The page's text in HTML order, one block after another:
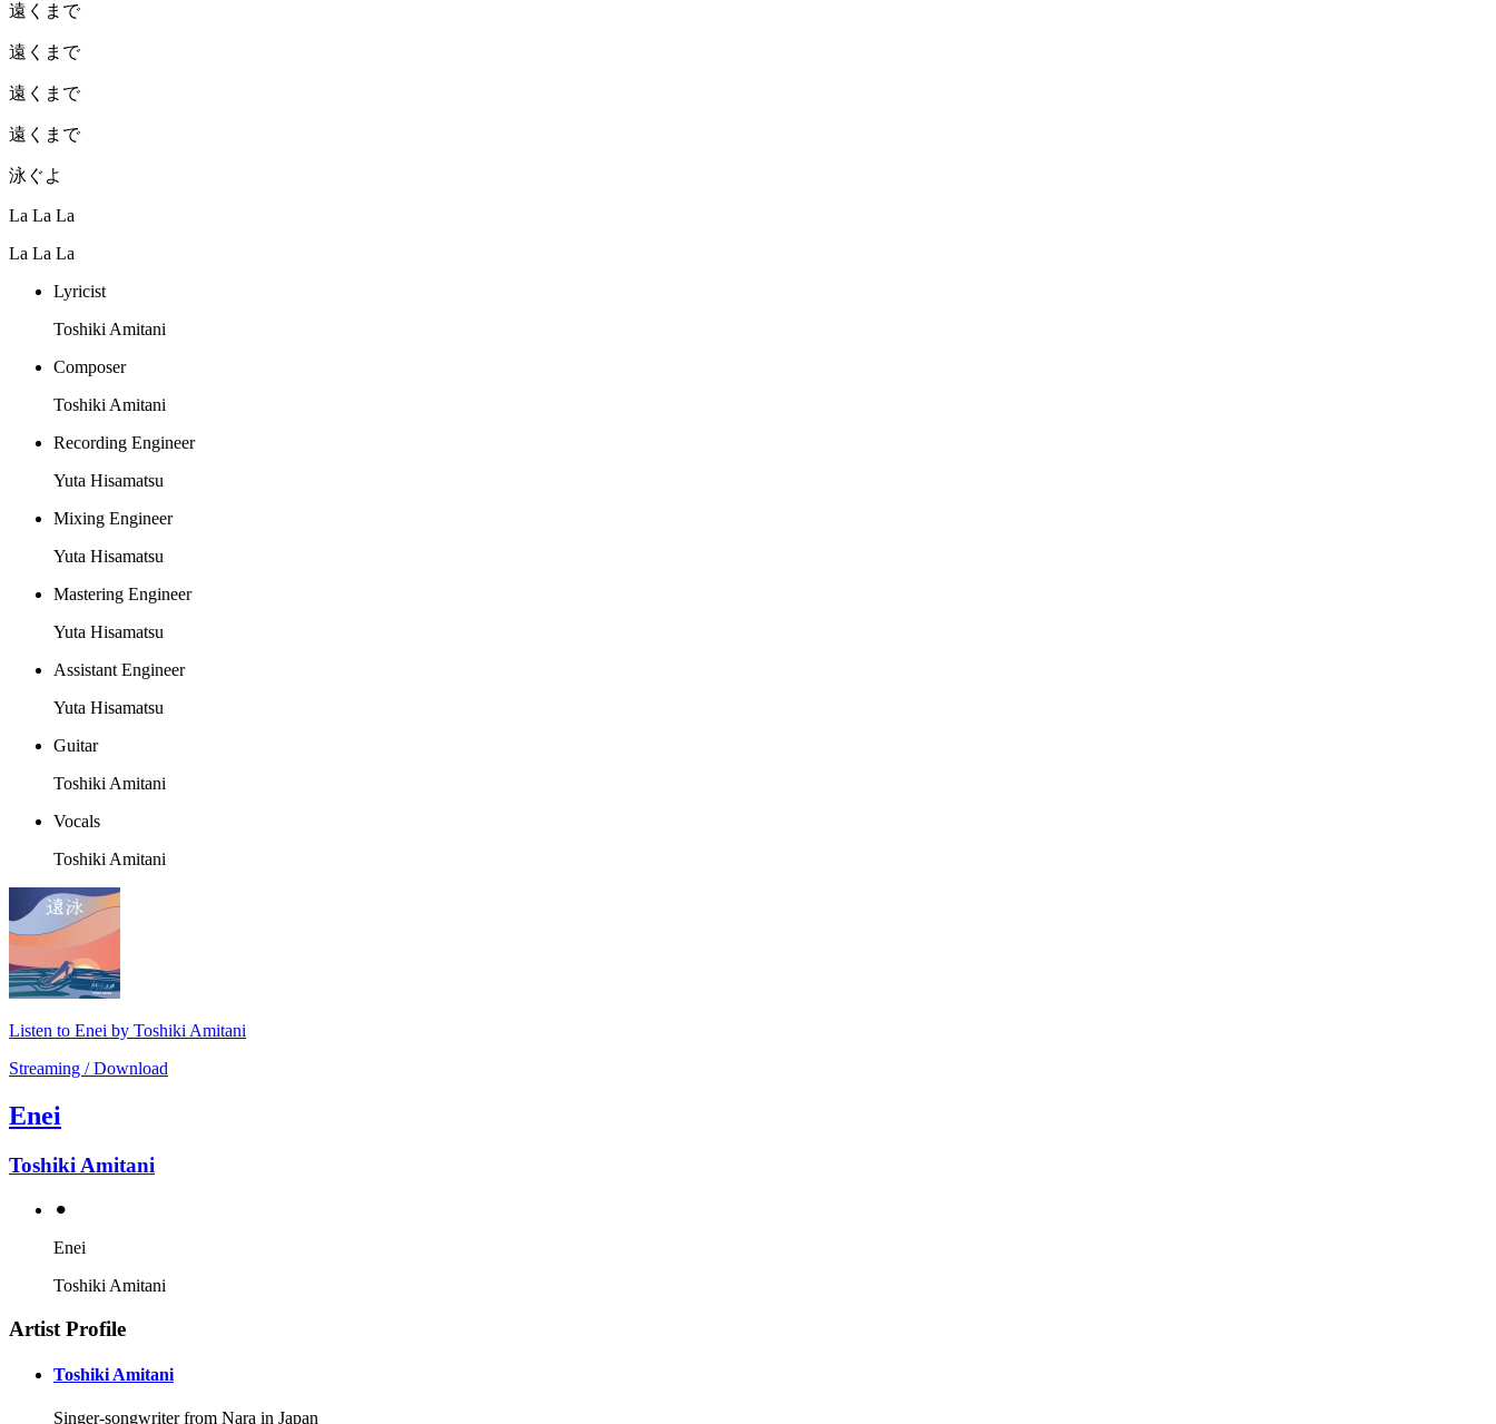
遠くまで
遠くまで
遠くまで
遠くまで
泳ぐよ
La La La
La La La
Lyricist
Toshiki Amitani
Composer
Toshiki Amitani
Recording Engineer
Yuta Hisamatsu
Mixing Engineer
Yuta Hisamatsu
Mastering Engineer
Yuta Hisamatsu
Assistant Engineer
Yuta Hisamatsu
Guitar
Toshiki Amitani
Vocals
Toshiki Amitani
Listen to Enei by Toshiki Amitani
Streaming / Download
Enei
Toshiki Amitani
⚫︎
Enei
Toshiki Amitani
Artist Profile
Toshiki Amitani
Singer-songwriter from Nara in Japan